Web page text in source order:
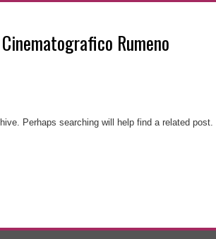
Rumeno
Perhaps searching will help find a related post.